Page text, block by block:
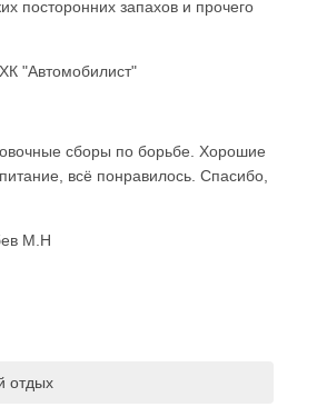
посторонних запахов и прочего
"Автомобилист"
сборы по борьбе. Хорошие
всё понравилось. Спасибо,
М.Н
отдых